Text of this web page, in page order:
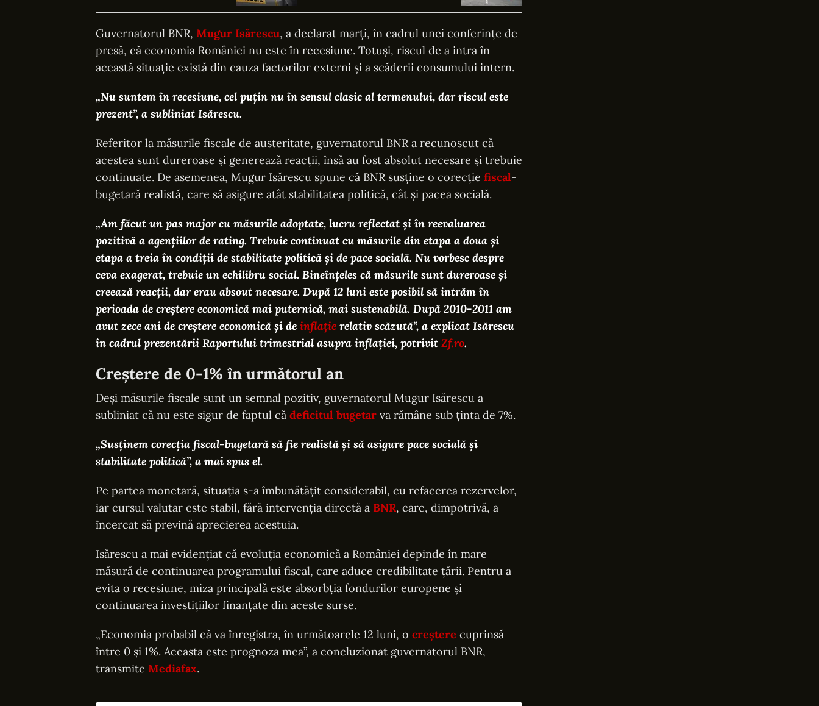
Guvernatorul BNR, Mugur Isărescu, a declarat marți, în cadrul unei conferințe de
presă, că economia României nu este în recesiune. Totuși, riscul de a intra în
această situație există din cauza factorilor externi și a scăderii consumului intern.
„Nu suntem în recesiune, cel puțin nu în sensul clasic al termenului, dar riscul este
prezent”, a subliniat Isărescu.
Referitor la măsurile fiscale de austeritate, guvernatorul BNR a recunoscut că
acestea sunt dureroase și generează reacții, însă au fost absolut necesare și trebuie
continuate. De asemenea, Mugur Isărescu spune că BNR susține o corecție fiscal-
bugetară realistă, care să asigure atât stabilitatea politică, cât și pacea socială.
„Am făcut un pas major cu măsurile adoptate, lucru reflectat și în reevaluarea
pozitivă a agențiilor de rating. Trebuie continuat cu măsurile din etapa a doua şi
etapa a treia în condiţii de stabilitate politică şi de pace socială. Nu vorbesc despre
ceva exagerat, trebuie un echilibru social. Bineînţeles că măsurile sunt dureroase şi
creează reacţii, dar erau absout necesare. După 12 luni este posibil să intrăm în
perioada de creştere economică mai puternică, mai sustenabilă. După 2010-2011 am
avut zece ani de creştere economică şi de inflaţie relativ scăzută”, a explicat Isărescu
în cadrul prezentării Raportului trimestrial asupra inflației, potrivit Zf.ro.
Creștere de 0-1% în următorul an
Deși măsurile fiscale sunt un semnal pozitiv, guvernatorul Mugur Isărescu a
subliniat că nu este sigur de faptul că deficitul bugetar va rămâne sub ținta de 7%.
„Susținem corecția fiscal-bugetară să fie realistă și să asigure pace socială și
stabilitate politică”, a mai spus el.
Pe partea monetară, situația s-a îmbunătățit considerabil, cu refacerea rezervelor,
iar cursul valutar este stabil, fără intervenția directă a BNR, care, dimpotrivă, a
încercat să prevină aprecierea acestuia.
Isărescu a mai evidențiat că evoluția economică a României depinde în mare
măsură de continuarea programului fiscal, care aduce credibilitate țării. Pentru a
evita o recesiune, miza principală este absorbția fondurilor europene și
continuarea investițiilor finanțate din aceste surse.
„Economia probabil că va înregistra, în următoarele 12 luni, o creștere cuprinsă
între 0 și 1%. Aceasta este prognoza mea”, a concluzionat guvernatorul BNR,
transmite Mediafax.